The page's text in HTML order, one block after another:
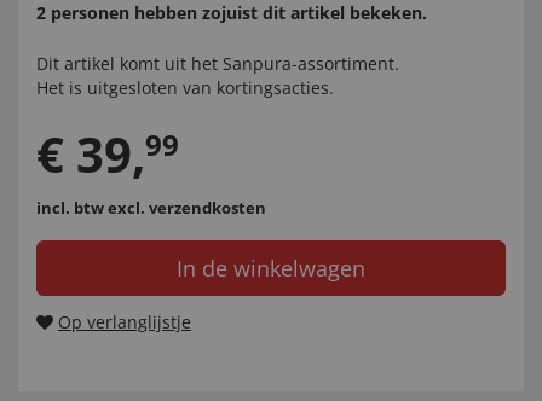
2 personen hebben zojuist dit artikel bekeken.
Dit artikel komt uit het Sanpura-assortiment.
Het is uitgesloten van kortingsacties.
€ 39,99
incl. btwexcl. verzendkosten
In de winkelwagen
Op verlanglijstje